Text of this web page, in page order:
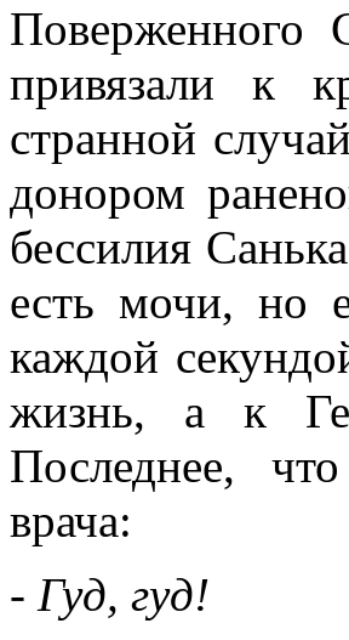
Поверженного
привязали к
странной
донором
бессилия
есть мочи, но
каждой
жизнь, а к
Последнее,
врача:
- Гуд, гуд!